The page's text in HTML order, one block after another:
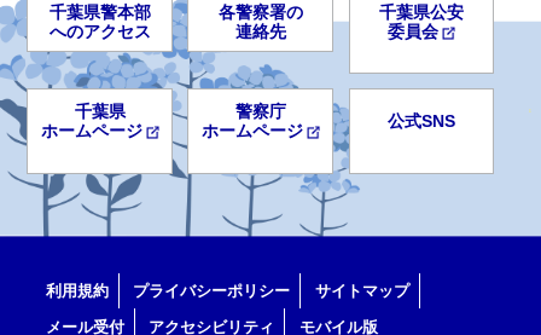
千葉県警本部
へのアクセス
各警察署の
連絡先
千葉県公安
委員会
千葉県
ホームページ
警察庁
ホームページ
公式SNS
利用規約 プライバシーポリシー
サイトマップ
メール受付
アクセシビリティ モバイル版